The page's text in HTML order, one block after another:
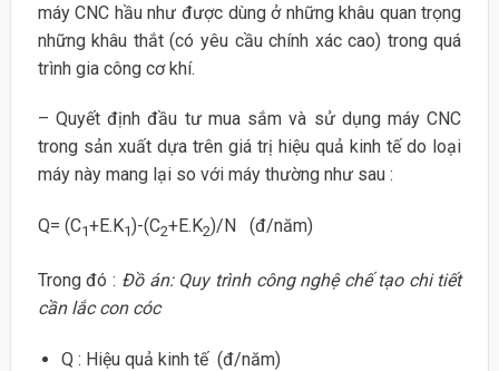
máy CNC hầu như được dùng ở những khâu quan trọng
những khâu thắt (có yêu cầu chính xác cao) trong quá
trình gia công cơ khí.
– Quyết định đầu tư mua sắm và sử dụng máy CNC
trong sản xuất dựa trên giá trị hiệu quả kinh tế do loại
máy này mang lại so với máy thường như sau :
Q= (C1+E.K1)-(C2+E.K2)/N (đ/năm)
Trong đó : Đồ án: Quy trình công nghệ chế tạo chi tiết
cần lắc con cóc
Q : Hiệu quả kinh tế (đ/năm)